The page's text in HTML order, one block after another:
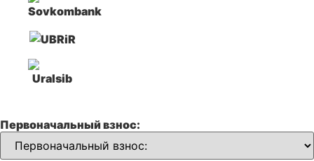
Первоначальный взнос: